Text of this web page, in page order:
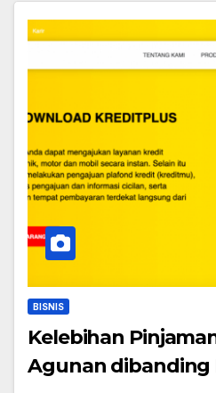
BISNIS
Kelebihan
Agunan dibanding